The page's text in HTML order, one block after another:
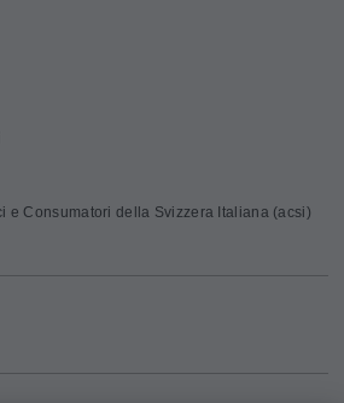
e Consumatori della Svizzera Italiana (acsi)